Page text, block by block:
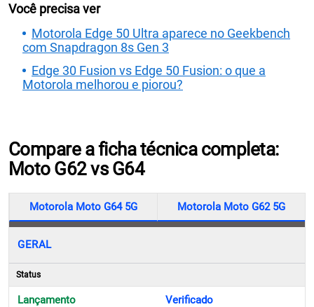
Você precisa ver
Motorola Edge 50 Ultra aparece no Geekbench
com Snapdragon 8s Gen 3
Edge 30 Fusion vs Edge 50 Fusion: o que a
Motorola melhorou e piorou?
Compare a ficha técnica completa:
Moto G62 vs G64
Motorola Moto G64 5G Motorola Moto G62 5G
GERAL
Status
Lançamento Verificado